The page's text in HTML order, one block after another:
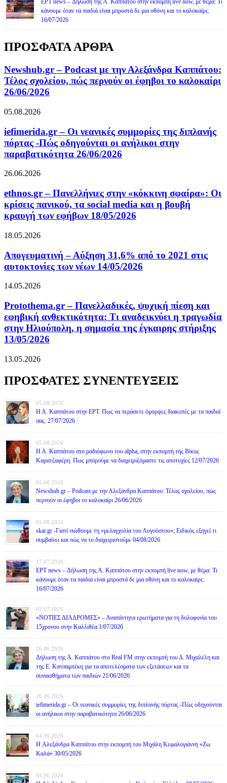
ΕΡΤ news – Δήλωση της Α. Καππάτου στην εκπομπή live now, με θέμα: Τι
κάνουμε όταν τα παιδιά είναι μπροστά δε μια οθόνη και το καλοκαίρι;
16/07/2026
ΠΡΟΣΦΑΤΑ ΑΡΘΡΑ
Newshub.gr – Podcast με την Αλεξάνδρα Καππάτου:
Τέλος σχολείου, πώς περνούν οι έφηβοι το καλοκαίρι
26/06/2026
05.08.2026
iefimerida.gr – Οι νεανικές συμμορίες της διπλανής
πόρτας -Πώς οδηγούνται οι ανήλικοι στην
παραβατικότητα 26/06/2026
26.06.2026
ethnos.gr – Πανελλήνιες στην «κόκκινη σφαίρα»: Οι
κρίσεις πανικού, τα social media και η βουβή
κραυγή των εφήβων 18/05/2026
18.05.2026
Απογευματινή – Αύξηση 31,6% από το 2021 στις
αυτοκτονίες των νέων 14/05/2026
14.05.2026
Protothema.gr – Πανελλαδικές, ψυχική πίεση και
εφηβική ανθεκτικότητα: Τι αναδεικνύει η τραγωδία
στην Ηλιούπολη, η σημασία της έγκαιρης στήριξης
13/05/2026
13.05.2026
ΠΡΟΣΦΑΤΕΣ ΣΥΝΕΝΤΕΥΞΕΙΣ
05.08.2026
Η Α. Καππάτου στην ΕΡΤ. Πως να περάσετε όμορφες διακοπές με τα παιδιά
σας. 27/07/2026
05.08.2026
Η Α. Καππάτου στο ραδιόφωνο του alpha, στην εκπομπή της Βίκυς
Καρατζαφέρη. Πως μπορούμε να διαχειριζόμαστε τις αποτυχίες 12/07/2026
05.08.2026
Newshub.gr – Podcast με την Αλεξάνδρα Καππάτου: Τέλος σχολείου, πώς
περνούν οι έφηβοι το καλοκαίρι 26/06/2026
05.08.2026
skai.gr -Γιατί νιώθουμε τη «μελαγχολία του Αυγούστου»; Ειδικός εξηγεί τι
συμβαίνει και πώς να το διαχειριστούμε 04/08/2026
17.07.2026
ΕΡΤ news – Δήλωση της Α. Καππάτου στην εκπομπή live now, με θέμα: Τι
κάνουμε όταν τα παιδιά είναι μπροστά δε μια οθόνη και το καλοκαίρι;
16/07/2026
02.07.2026
«ΝΟΤΙΕΣ ΔΙΑΔΡΟΜΕΣ» – Αναπάντητα ερωτήματα για τη δολοφονία του
15χρονου στην Καλλιθέα 1/07/2026
26.06.2026
Δήλωση της Α. Καππάτου στο Real FM στην εκπομπή του Δ. Μιχαλέλη και
της Ε. Κατσαμπέκη για τα αποτελέσματα των εξετάσεων και τα
συναισθήματα των παιδιών 21/06/2026
26.06.2026
iefimerida.gr – Οι νεανικές συμμορίες της διπλανής πόρτας -Πώς οδηγούνται
οι ανήλικοι στην παραβατικότητα 26/06/2026
04.06.2026
H Αλεξάνδρα Καππάτου στην εκπομπή του Μιχάλη Κεφαλογιάννη «Ζω
Καλά» 30/05/2026
04.06.2026